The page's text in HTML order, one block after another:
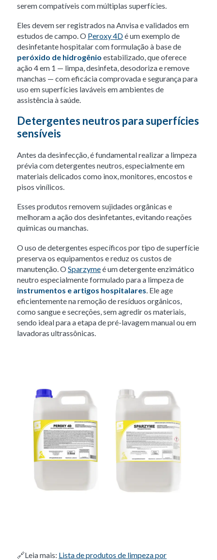
serem compatíveis com múltiplas superfícies.
Eles devem ser registrados na Anvisa e validados em
estudos de campo. O Peroxy 4Dé um exemplo de
desinfetante hospitalar com formulação à base de
peróxido de hidrogênio estabilizado, que oferece
ação 4 em 1 — limpa, desinfeta, desodoriza e remove
manchas — com eficácia comprovada e segurança para
uso em superfícies laváveis em ambientes de
assistência à saúde.
Detergentes neutros para superfícies
sensíveis
Antes da desinfecção, é fundamental realizar a limpeza
prévia com detergentes neutros, especialmente em
materiais delicados como inox, monitores, encostos e
pisos vinílicos.
Esses produtos removem sujidades orgânicas e
melhoram a ação dos desinfetantes, evitando reações
químicas ou manchas.
O uso de detergentes específicos por tipo de superfície
preserva os equipamentos e reduz os custos de
manutenção. O Sparzymeé um detergente enzimático
neutro especialmente formulado para a limpeza de
instrumentos e artigos hospitalares . Ele age
eficientemente na remoção de resíduos orgânicos,
como sangue e secreções, sem agredir os materiais,
sendo ideal para a etapa de pré-lavagem manual ou em
lavadoras ultrassônicas.
🔗Leia mais: Lista de produtos de limpeza por